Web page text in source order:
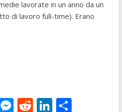
lavorate in un anno da un
di lavoro full-time). Erano
M R Li C